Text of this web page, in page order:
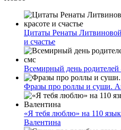
Цитаты Ренаты
и счастье
Всемирный день
Фразы про роллы и суши.
«Я тебя люблю» на 110
Валентина